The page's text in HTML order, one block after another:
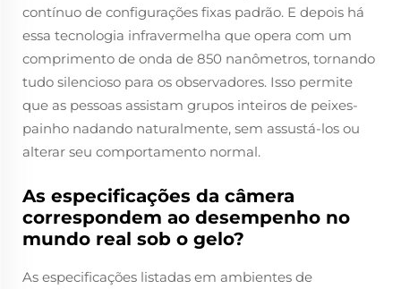
contínuo de configurações fixas padrão. E depois há
essa tecnologia infravermelha que opera com um
comprimento de onda de 850 nanômetros, tornando
tudo silencioso para os observadores. Isso permite
que as pessoas assistam grupos inteiros de peixes-
painho nadando naturalmente, sem assustá-los ou
alterar seu comportamento normal.
As especificações da câmera
correspondem ao desempenho no
mundo real sob o gelo?
As especificações listadas em ambientes de